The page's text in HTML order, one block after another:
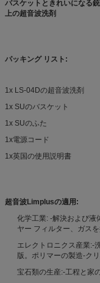
バスケットときれいになる
上の超音波洗剤
パッキング リスト:
1x LS-04Dの超音波洗剤
1x SUのバスケット
1x SUのふた
1x電源コード
1x英国の使用説明書
超音波Limplusの適用:
化学工業: -解決および液
ヤー フィルター、ガスを
エレクトロニクス産業:-
版。ポリマーの製造-ク
宝石類の生産:-工程と家